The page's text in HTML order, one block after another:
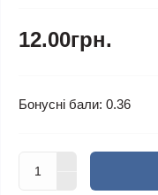
12.00грн.
Бонусні бали: 0.36